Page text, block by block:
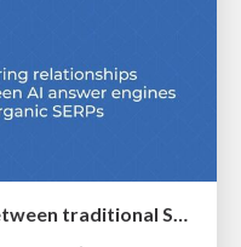
Exploring the relationship between traditional SERPs and Gen AI search